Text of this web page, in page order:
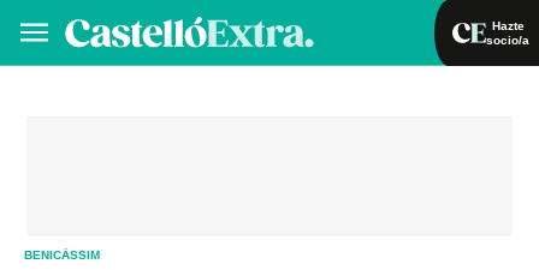
Hazte
socio/a
BENICÀSSIM